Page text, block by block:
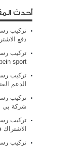
أحدث
دفع
bein sport
الدعم
شركة بي